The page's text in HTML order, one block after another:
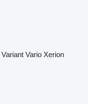
Variant Vario Xerion